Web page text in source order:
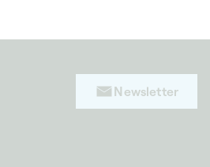
Newsletter